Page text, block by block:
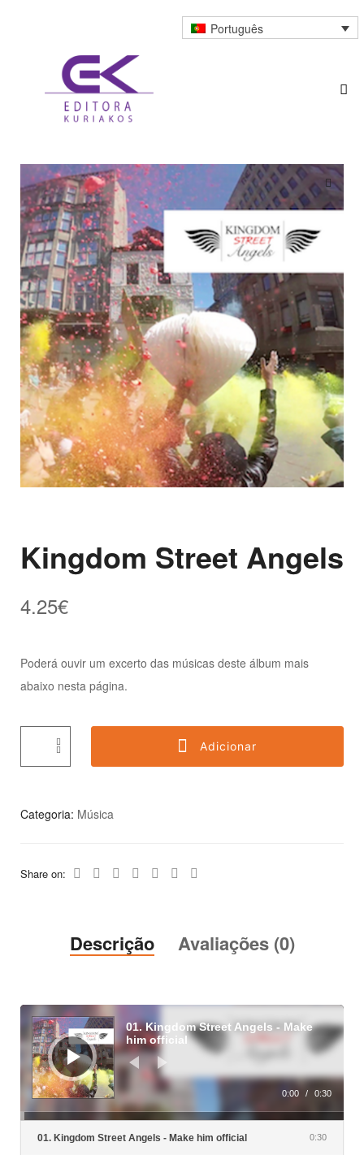
Português
Kingdom Street Angels
4.25€
Poderá ouvir um excerto das músicas deste álbum mais
abaixo nesta página.
Adicionar
Categoria: Música
Share on:
Descrição Avaliações (0)
Reprodutor
áudio
01. Kingdom Street Angels - Make
him official
0:00 / 0:30
01. Kingdom Street Angels - Make him official 0:30